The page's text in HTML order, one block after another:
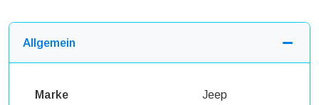
Allgemein
Marke Jeep